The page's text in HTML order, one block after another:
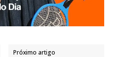
Próximo artigo